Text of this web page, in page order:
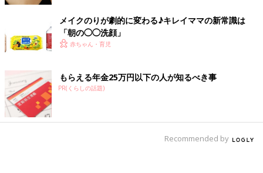
ィック」（10g 1,404円）は、鼻の周りやTゾーンに塗って、こ
するだけで、黒炭パウダー配合のスクラブ粒が、毛穴の汚れをし
っかり落とせるスティック。潤い成分配合なので洗い上がりはつ
るつるすべすべ。使い方は、洗顔後の濡れた肌に直接当てて、く
るくるとマッサージしてから、水かぬるま湯で洗い流すだけ。ピ
ンポイントにケアできるので、混合肌の人にもおすすめです。
メイクのりが劇的に変わる♪キレイママの新常識は
「朝の◯◯洗顔」
赤ちゃん・育児
もらえる年金25万円以下の人が知るべき事
PR(くらしの話題)
Recommended by